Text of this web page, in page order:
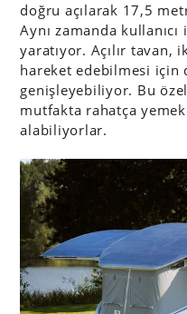
doğru açılarak 17,5
Aynı zamanda
yaratıyor. Açılır tavan,
hareket edebilmesi için
genişleyebiliyor. Bu
mutfakta rahatça
alabiliyorlar.